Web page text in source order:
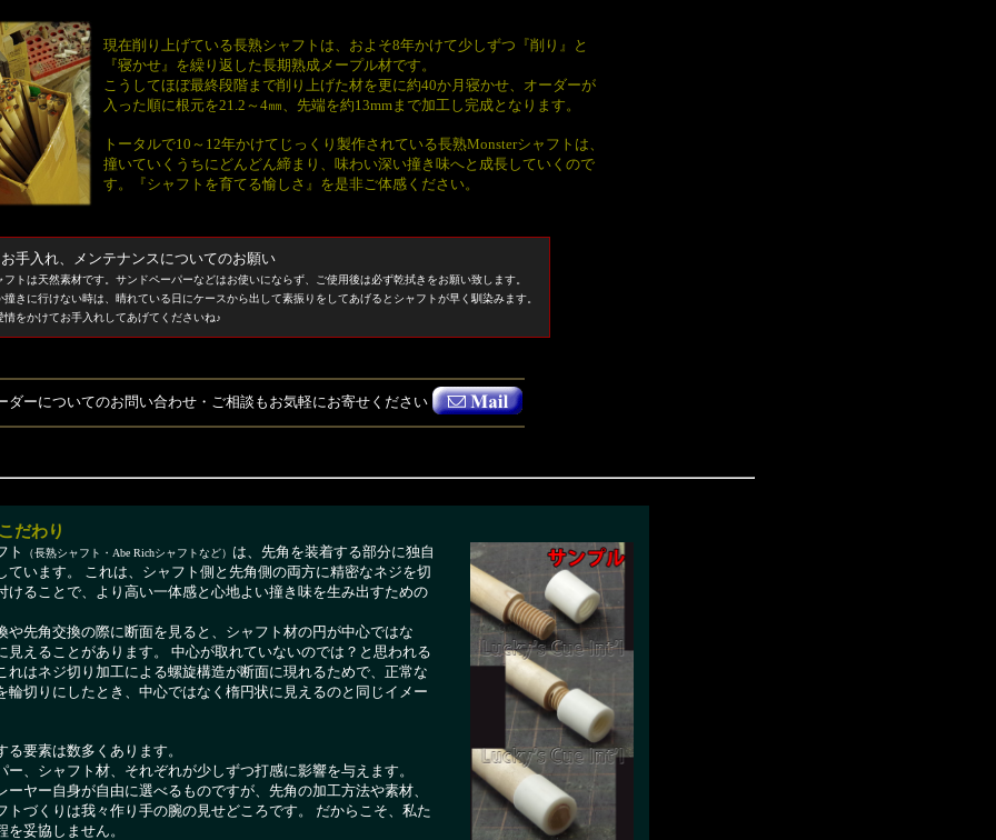
現在削り上げている長熟シャフトは、およそ8年かけて少しずつ『削り』と
『寝かせ』を繰り返した長期熟成メープル材です。
こうしてほぼ最終段階まで削り上げた材を更に約40か月寝かせ、オーダーが
入った順に根元を21.2～4㎜、先端を約13mmまで加工し完成となります。
トータルで10～12年かけてじっくり製作されている長熟Monsterシャフトは、
撞いていくうちにどんどん締まり、味わい深い撞き味へと成長していくので
す。『シャフトを育てる愉しさ』を是非ご体感ください。
入れ、メンテナンスについてのお願い
フトは天然素材です。サンドペーパーなどはお使いにならず、ご使用後は必ず乾拭きをお願い致します。
撞きに行けない時は、晴れている日にケースから出して素振りをしてあげるとシャフトが早く馴染みます。
情をかけてお手入れしてあげてくださいね♪
ダーについてのお問い合わせ・ご相談もお気軽にお寄せください
だわり
ト （長熟シャフト・Abe Richシャフトなど） は、先角を装着する部分に独自
ています。 これは、シャフト側と先角側の両方に精密なネジを切
けることで、より高い一体感と心地よい撞き味を生み出すための
や先角交換の際に断面を見ると、シャフト材の円が中心ではな
見えることがあります。 中心が取れていないのでは？と思われる
れはネジ切り加工による螺旋構造が断面に現れるためで、正常な
輪切りにしたとき、中心ではなく楕円状に見えるのと同じイメー
要素は数多くあります。
ー、シャフト材、それぞれが少しずつ打感に影響を与えます。
ーヤー自身が自由に選べるものですが、先角の加工方法や素材、
トづくりは我々作り手の腕の見せどころです。 だからこそ、私た
妥協しません。